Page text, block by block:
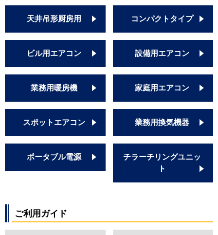
天井吊形厨房用 コンパクトタイプ
ビル用エアコン 設備用エアコン
業務用暖房機 家庭用エアコン
スポットエアコン 業務用換気機器
ポータブル電源
チラーチリングユニッ
ト
ご利用ガイド